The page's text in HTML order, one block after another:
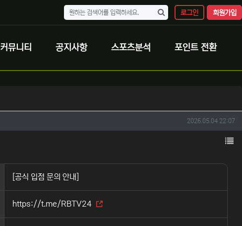
로그인 회원가입
커뮤니티 공지사항 스포츠분석 포인트 전환
작성일
2026.05.04 22:07
목
[공식 입점 문의 안내]
https://t.me/RBTV24